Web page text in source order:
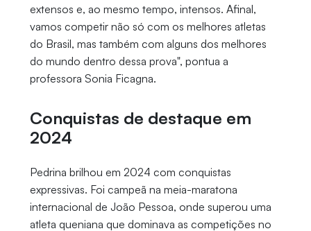
extensos e, ao mesmo tempo, intensos. Afinal,
vamos competir não só com os melhores atletas
do Brasil, mas também com alguns dos melhores
do mundo dentro dessa prova", pontua a
professora Sonia Ficagna.
Conquistas de destaque em
2024
Pedrina brilhou em 2024 com conquistas
expressivas. Foi campeã na meia-maratona
internacional de João Pessoa, onde superou uma
atleta queniana que dominava as competições no